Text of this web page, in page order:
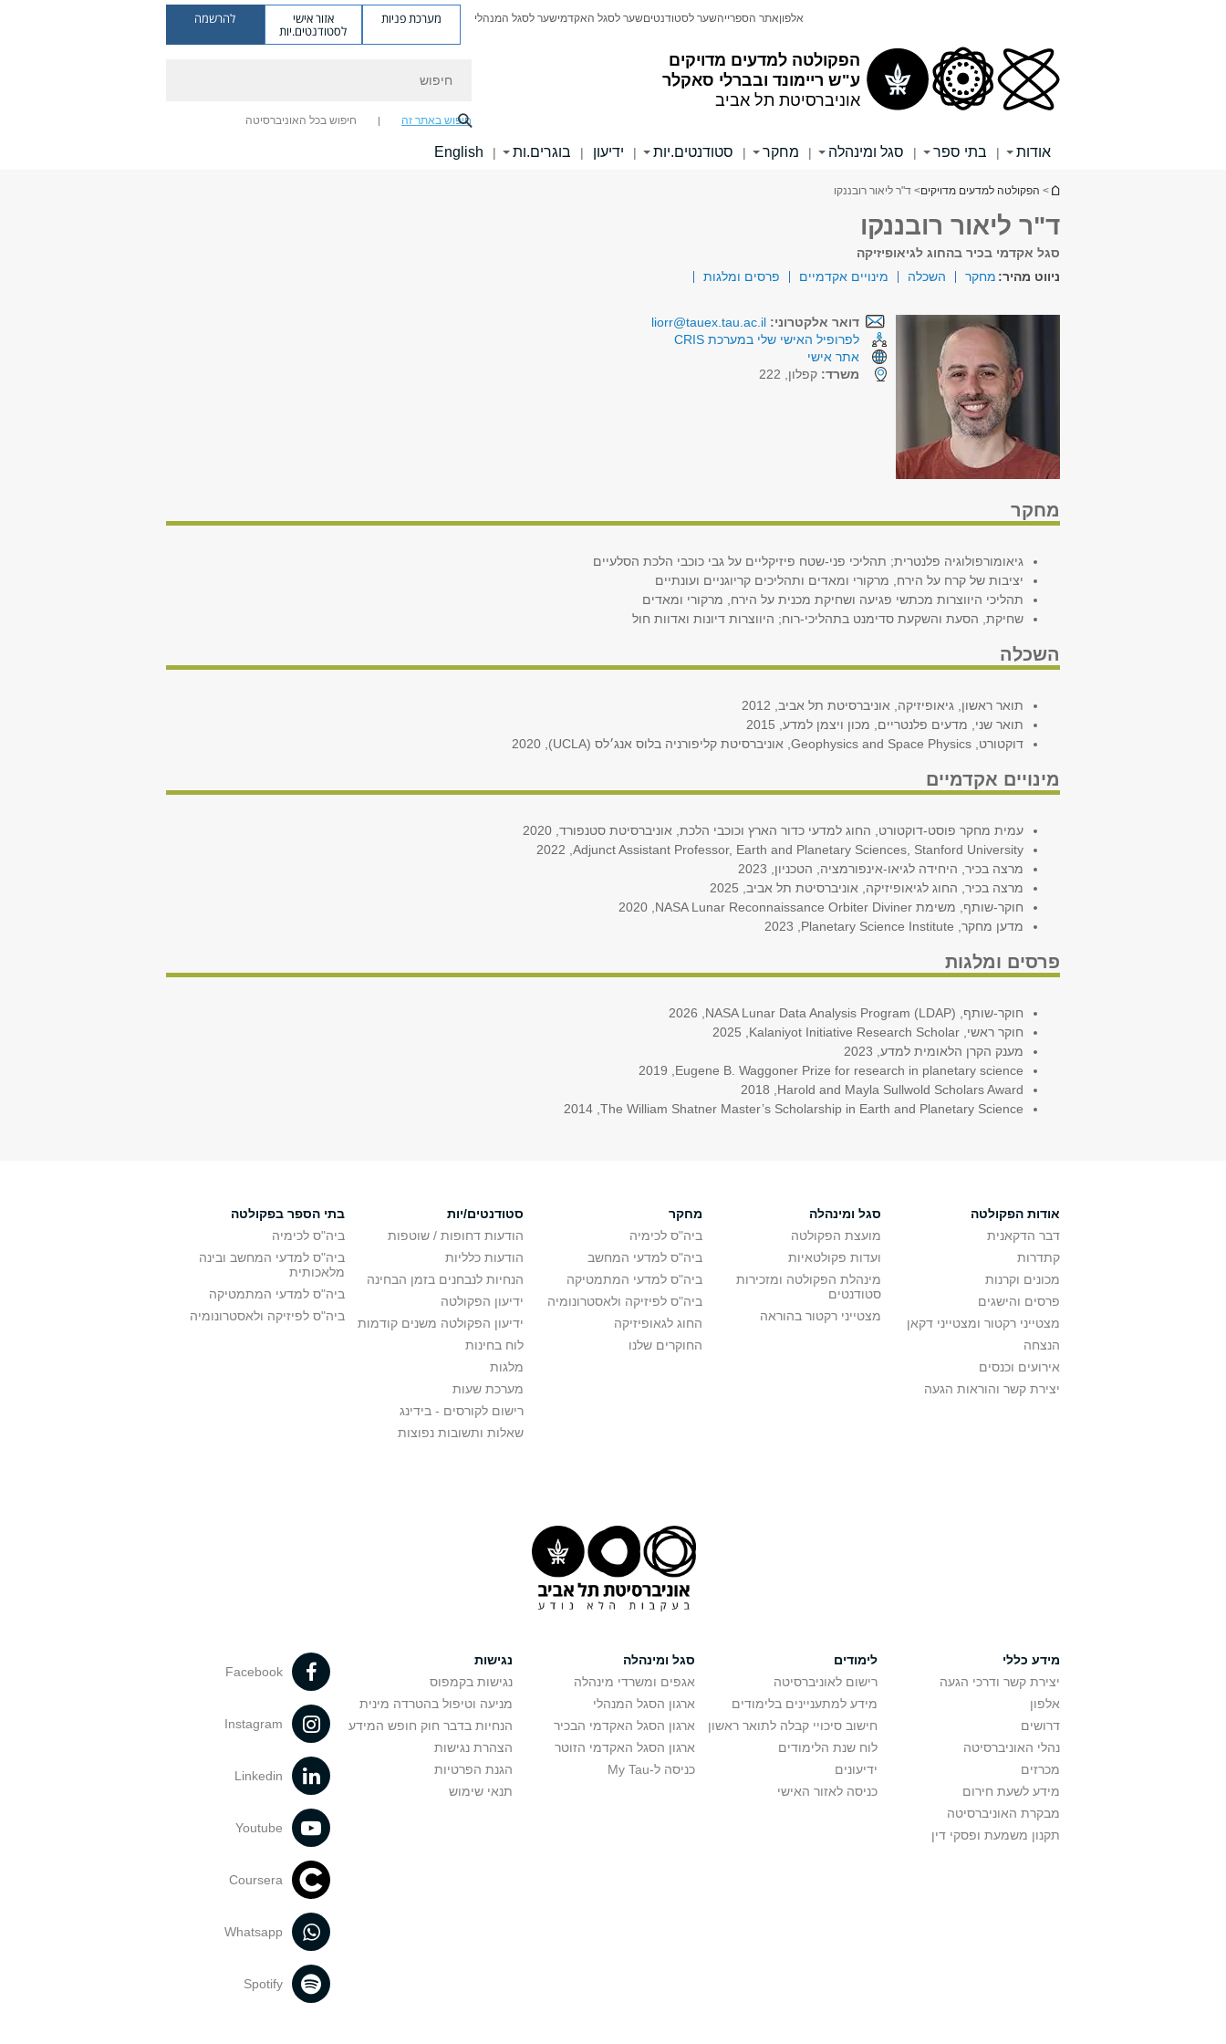
הפקולטה למדעים מדויקים
ע"ש ריימונד ובברלי סאקלר
אוניברסיטת תל אביב
אלפוןאתר הספרייהשער לסטודנטיםשער לסגל האקדמישער לסגל המנהלי מערכת פניות אזור אישי
לסטודנטים.יות
להרשמה
חיפוש באתר זה חיפוש בכל האוניברסיטה
אודות | בתי ספר | סגל ומינהלה | מחקר | סטודנטים.יות | ידיעון | בוגרים.ות |
English
הינך נמצא כאן
> הפקולטה למדעים מדויקים> ד"ר ליאור רובננקו
ד"ר ליאור רובננקו
סגל אקדמי בכיר בהחוג לגיאופיזיקה
ניווט מהיר: מחקר השכלה מינויים אקדמיים פרסים ומלגות
דואר אלקטרוני: liorr@tauex.tau.ac.il
לפרופיל האישי שלי במערכת CRIS
אתר אישי
משרד: קפלון, 222
מחקר
גיאומורפולוגיה פלנטרית; תהליכי פני-שטח פיזיקליים על גבי כוכבי הלכת הסלעיים
יציבות של קרח על הירח, מרקורי ומאדים ותהליכים קריוגניים ועונתיים
תהליכי היווצרות מכתשי פגיעה ושחיקת מכנית על הירח, מרקורי ומאדים
שחיקת, הסעת והשקעת סדימנט בתהליכי-רוח; היווצרות דיונות ואדוות חול
השכלה
תואר ראשון, גיאופיזיקה, אוניברסיטת תל אביב, 2012
תואר שני, מדעים פלנטריים, מכון ויצמן למדע, 2015
דוקטורט, Geophysics and Space Physics, אוניברסיטת קליפורניה בלוס אנג׳לס (UCLA), 2020
מינויים אקדמיים
עמית מחקר פוסט-דוקטורט, החוג למדעי כדור הארץ וכוכבי הלכת, אוניברסיטת סטנפורד, 2020
Adjunct Assistant Professor, Earth and Planetary Sciences, Stanford University,‏ 2022
מרצה בכיר, היחידה לגיאו-אינפורמציה, הטכניון, 2023
מרצה בכיר, החוג לגיאופיזיקה, אוניברסיטת תל אביב, 2025
חוקר-שותף, משימת NASA Lunar Reconnaissance Orbiter Diviner,‏ 2020
מדען מחקר, Planetary Science Institute,‏ 2023
פרסים ומלגות
חוקר-שותף, NASA Lunar Data Analysis Program (LDAP),‏ 2026
חוקר ראשי, Kalaniyot Initiative Research Scholar,‏ 2025
מענק הקרן הלאומית למדע, 2023
Eugene B. Waggoner Prize for research in planetary science,‏ 2019
Harold and Mayla Sullwold Scholars Award,‏ 2018
The William Shatner Master’s Scholarship in Earth and Planetary Science,‏ 2014
אודות הפקולטה
דבר הדקאנית
קתדרות
מכונים וקרנות
פרסים והישגים
מצטייני רקטור ומצטייני דקאן
הנצחה
אירועים וכנסים
יצירת קשר והוראות הגעה
סגל ומינהלה
מועצת הפקולטה
ועדות פקולטאיות
מינהלת הפקולטה ומזכירות
סטודנטים
מצטייני רקטור בהוראה
מחקר
ביה"ס לכימיה
ביה"ס למדעי המחשב
ביה"ס למדעי המתמטיקה
ביה"ס לפיזיקה ולאסטרונומיה
החוג לגאופיזיקה
החוקרים שלנו
סטודנטים/יות
הודעות דחופות / שוטפות
הודעות כלליות
הנחיות לנבחנים בזמן הבחינה
ידיעון הפקולטה
ידיעון הפקולטה משנים קודמות
לוח בחינות
מלגות
מערכת שעות
רישום לקורסים - בידינג
שאלות ותשובות נפוצות
בתי הספר בפקולטה
ביה"ס לכימיה
ביה"ס למדעי המחשב ובינה
מלאכותית
ביה"ס למדעי המתמטיקה
ביה"ס לפיזיקה ולאסטרונומיה
מידע כללי
יצירת קשר ודרכי הגעה
אלפון
דרושים
נהלי האוניברסיטה
מכרזים
מידע לשעת חירום
מבקרת האוניברסיטה
תקנון משמעת ופסקי דין
לימודים
רישום לאוניברסיטה
מידע למתעניינים בלימודים
חישוב סיכויי קבלה לתואר ראשון
לוח שנת הלימודים
ידיעונים
כניסה לאזור האישי
סגל ומינהלה
אגפים ומשרדי מינהלה
ארגון הסגל המנהלי
ארגון הסגל האקדמי הבכיר
ארגון הסגל האקדמי הזוטר
כניסה ל-My Tau
נגישות
נגישות בקמפוס
מניעה וטיפול בהטרדה מינית
הנחיות בדבר חוק חופש המידע
הצהרת נגישות
הגנת הפרטיות
תנאי שימוש
Facebook
Instagram
Linkedin
Youtube
Coursera
Whatsapp
Spotify